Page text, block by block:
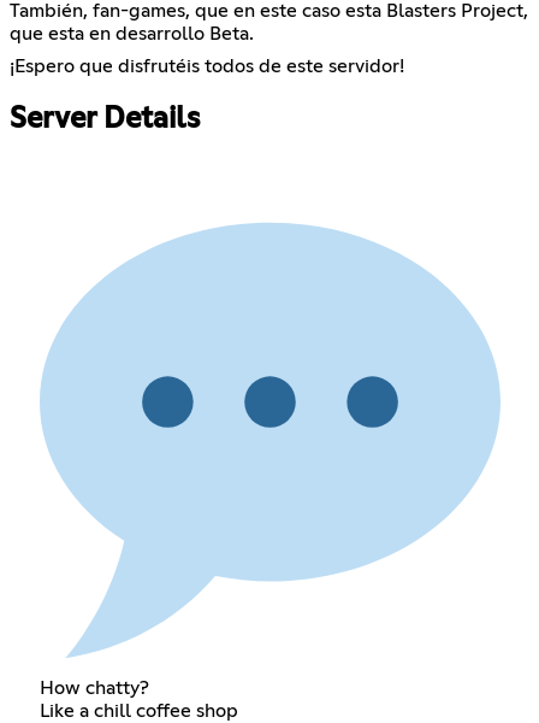
También, fan-games, que en este caso esta Blasters Project,
que esta en desarrollo Beta.
¡Espero que disfrutéis todos de este servidor!
Server Details
How chatty?
Like a chill coffee shop